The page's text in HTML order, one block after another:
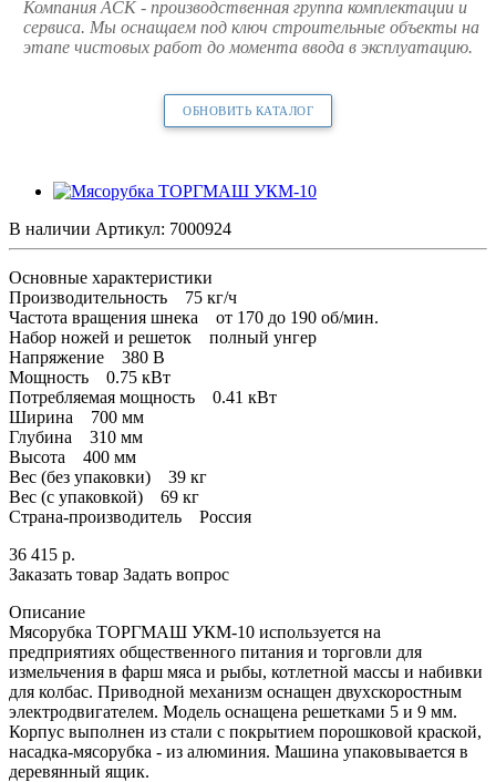
Компания АСК - производственная группа комплектации и
сервиса. Мы оснащаем под ключ строительные объекты на
этапе чистовых работ до момента ввода в эксплуатацию.
ОБНОВИТЬ КАТАЛОГ
В наличии Артикул: 7000924
Основные характеристики
Производительность 75 кг/ч
Частота вращения шнека от 170 до 190 об/мин.
Набор ножей и решеток полный унгер
Напряжение 380 В
Мощность 0.75 кВт
Потребляемая мощность 0.41 кВт
Ширина 700 мм
Глубина 310 мм
Высота 400 мм
Вес (без упаковки) 39 кг
Вес (с упаковкой) 69 кг
Страна-производитель Россия
36 415 р.
Заказать товар Задать вопрос
Описание
Мясорубка ТОРГМАШ УКМ-10 используется на
предприятиях общественного питания и торговли для
измельчения в фарш мяса и рыбы, котлетной массы и набивки
для колбас. Приводной механизм оснащен двухскоростным
электродвигателем. Модель оснащена решетками 5 и 9 мм.
Корпус выполнен из стали с покрытием порошковой краской,
насадка-мясорубка - из алюминия. Машина упаковывается в
деревянный ящик.